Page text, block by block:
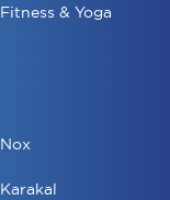
Fitness & Yoga
Nox
Karakal